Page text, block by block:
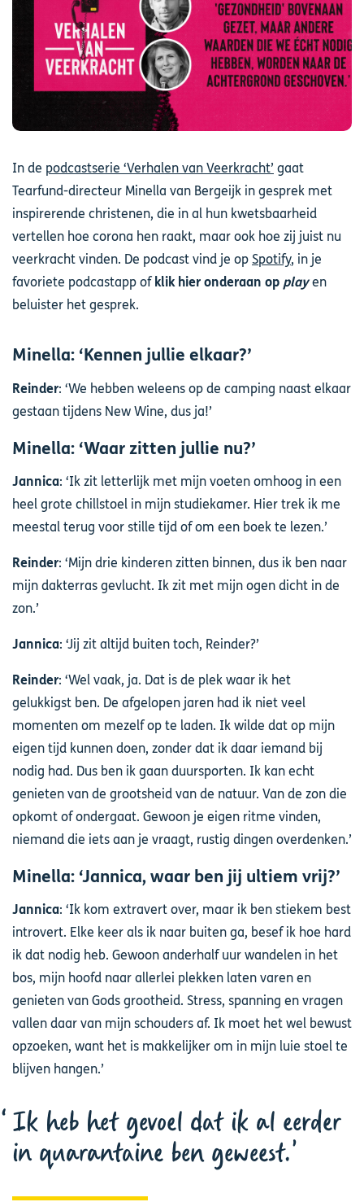
In de podcastserie ‘Verhalen van Veerkracht’ gaat
Tearfund-directeur Minella van Bergeijk in gesprek met
inspirerende christenen, die in al hun kwetsbaarheid
vertellen hoe corona hen raakt, maar ook hoe zij juist nu
veerkracht vinden. De podcast vind je op Spotify, in je
favoriete podcastapp of klik hier onderaan op play en
beluister het gesprek.
Minella: ‘Kennen jullie elkaar?’
Reinder: ‘We hebben weleens op de camping naast elkaar
gestaan tijdens New Wine, dus ja!’
Minella: ‘Waar zitten jullie nu?’
Jannica: ‘Ik zit letterlijk met mijn voeten omhoog in een
heel grote chillstoel in mijn studiekamer. Hier trek ik me
meestal terug voor stille tijd of om een boek te lezen.’
Reinder: ‘Mijn drie kinderen zitten binnen, dus ik ben naar
mijn dakterras gevlucht. Ik zit met mijn ogen dicht in de
zon.’
Jannica: ‘Jij zit altijd buiten toch, Reinder?’
Reinder: ‘Wel vaak, ja. Dat is de plek waar ik het
gelukkigst ben. De afgelopen jaren had ik niet veel
momenten om mezelf op te laden. Ik wilde dat op mijn
eigen tijd kunnen doen, zonder dat ik daar iemand bij
nodig had. Dus ben ik gaan duursporten. Ik kan echt
genieten van de grootsheid van de natuur. Van de zon die
opkomt of ondergaat. Gewoon je eigen ritme vinden,
niemand die iets aan je vraagt, rustig dingen overdenken.’
Minella: ‘Jannica, waar ben jij ultiem vrij?’
Jannica: ‘Ik kom extravert over, maar ik ben stiekem best
introvert. Elke keer als ik naar buiten ga, besef ik hoe hard
ik dat nodig heb. Gewoon anderhalf uur wandelen in het
bos, mijn hoofd naar allerlei plekken laten varen en
genieten van Gods grootheid. Stress, spanning en vragen
vallen daar van mijn schouders af. Ik moet het wel bewust
opzoeken, want het is makkelijker om in mijn luie stoel te
blijven hangen.’
Ik heb het gevoel dat ik al eerder
in quarantaine ben geweest.